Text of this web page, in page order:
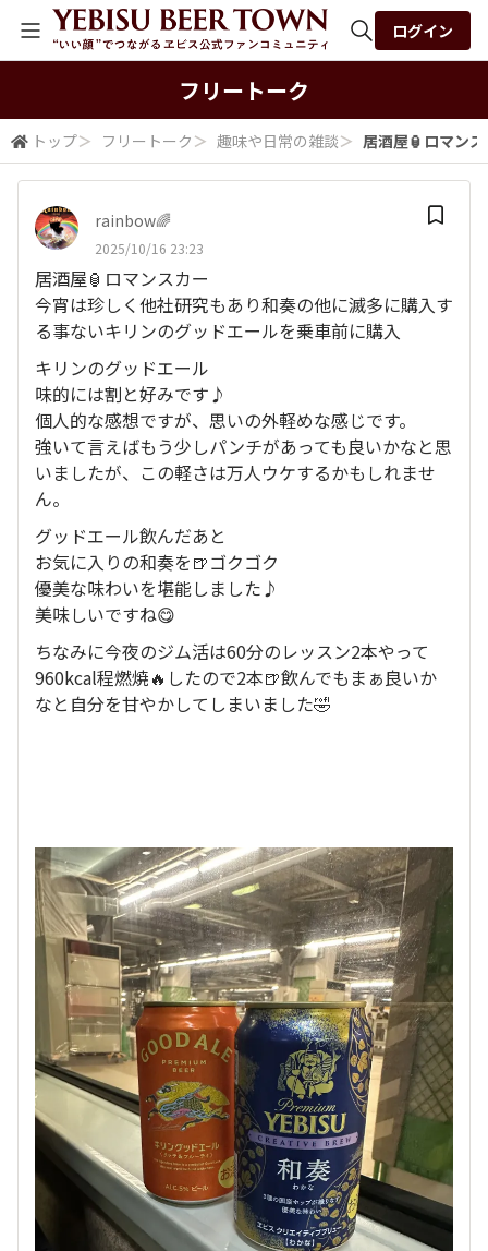
検索
ログイン
フリートーク
トップ＞ フリートーク ＞ 趣味や日常の雑談＞ 居酒屋🏮ロマン
rainbow🌈
2025/10/16 23:23
居酒屋🏮ロマンスカー
今宵は珍しく他社研究もあり和奏の他に滅多に購入す
る事ないキリンのグッドエールを乗車前に購入
キリンのグッドエール
味的には割と好みです♪
個人的な感想ですが、思いの外軽めな感じです。
強いて言えばもう少しパンチがあっても良いかなと思
いましたが、この軽さは万人ウケするかもしれませ
ん。
グッドエール飲んだあと
お気に入りの和奏を🍺ゴクゴク
優美な味わいを堪能しました♪
美味しいですね😋
ちなみに今夜のジム活は60分のレッスン2本やって
960kcal程燃焼🔥したので2本🍺飲んでもまぁ良いか
なと自分を甘やかしてしまいました🤣